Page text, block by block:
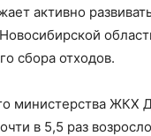
активно
сбора отходов.
министерства ЖКХ
в 5,5 раз